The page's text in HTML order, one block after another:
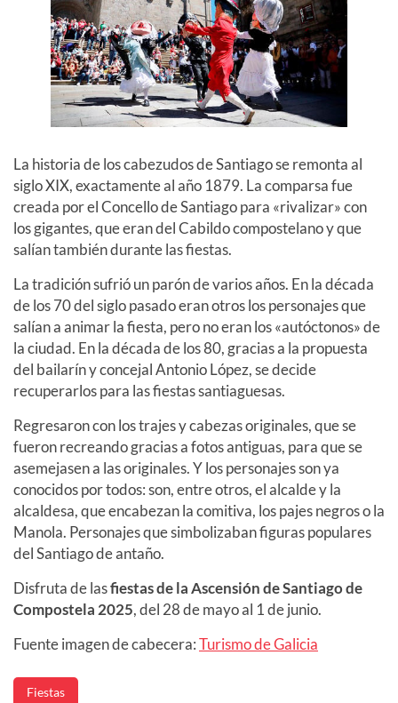
La historia de los cabezudos de Santiago se remonta al
siglo XIX, exactamente al año 1879. La comparsa fue
creada por el Concello de Santiago para «rivalizar» con
los gigantes, que eran del Cabildo compostelano y que
salían también durante las fiestas.
La tradición sufrió un parón de varios años. En la década
de los 70 del siglo pasado eran otros los personajes que
salían a animar la fiesta, pero no eran los «autóctonos» de
la ciudad. En la década de los 80, gracias a la propuesta
del bailarín y concejal Antonio López, se decide
recuperarlos para las fiestas santiaguesas.
Regresaron con los trajes y cabezas originales, que se
fueron recreando gracias a fotos antiguas, para que se
asemejasen a las originales. Y los personajes son ya
conocidos por todos: son, entre otros, el alcalde y la
alcaldesa, que encabezan la comitiva, los pajes negros o la
Manola. Personajes que simbolizaban figuras populares
del Santiago de antaño.
Disfruta de lasfiestas de la Ascensión de Santiago de
Compostela 2025,del 28 de mayo al 1 de junio.
Fuente imagen de cabecera:Turismo de Galicia
Fiestas